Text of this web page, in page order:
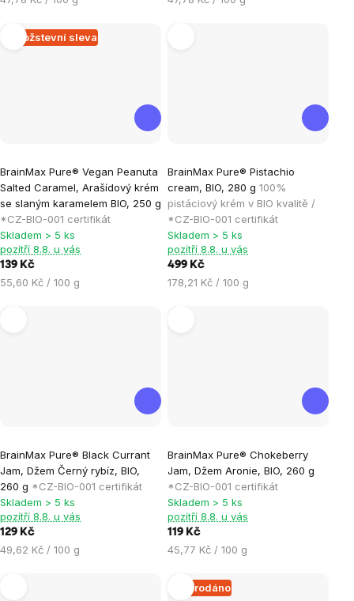
5
hvězdiček.
5
Množstevní sleva
BrainMax Pure® Vegan Peanuta
Salted Caramel, Arašídový krém
se slaným karamelem BIO, 250 g
*CZ-BIO-001 certifikát
hodnocení
produktu
je
0,0
z
Skladem > 5 ks
pozítří 8.8. u vás
139 Kč
Měrná
55,60 Kč / 100 g
BrainMax Pure® Pistachio
cream, BIO, 280 g 100%
pistáciový krém v BIO kvalitě /
*CZ-BIO-001 certifikát
hodnocení
produktu
je
5,0
z
Skladem > 5 ks
pozítří 8.8. u vás
499 Kč
Měrná
178,21 Kč / 100 g
BrainMax Pure® Black Currant
Jam, Džem Černý rybíz, BIO,
260 g *CZ-BIO-001 certifikát
hodnocení
produktu
je
0,0
z
5
Skladem > 5 ks
pozítří 8.8. u vás
129 Kč
Měrná
49,62 Kč / 100 g
BrainMax Pure® Chokeberry
Jam, Džem Aronie, BIO, 260 g
*CZ-BIO-001 certifikát
hodnocení
produktu
je
0,0
z
5
hvězdiček.
Skladem > 5 ks
pozítří 8.8. u vás
119 Kč
Měrná
45,77 Kč / 100 g
Vyprodáno